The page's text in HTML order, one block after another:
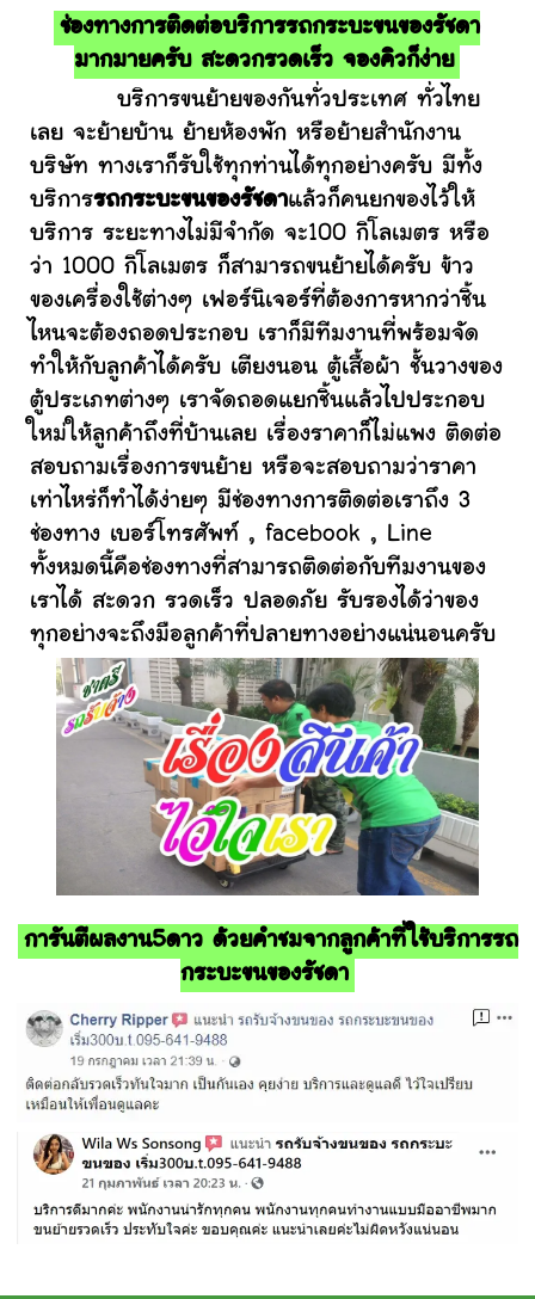
ช่องทางการติดต่อบริการรถกระบะขนของรัชดา
มากมายครับ สะดวกรวดเร็ว จองคิวก็ง่าย
บริการขนย้ายของกันทั่วประเทศ ทั่วไทย
เลย จะย้ายบ้าน ย้ายห้องพัก หรือย้ายสำนักงาน
บริษัท ทางเราก็รับใช้ทุกท่านได้ทุกอย่างครับ มีทั้ง
บริการรถกระบะขนของรัชดาแล้วก็คนยกของไว้ให้
บริการ ระยะทางไม่มีจำกัด จะ100 กิโลเมตร หรือ
ว่า 1000 กิโลเมตร ก็สามารถขนย้ายได้ครับ ข้าว
ของเครื่องใช้ต่างๆ เฟอร์นิเจอร์ที่ต้องการหากว่าชิ้น
ไหนจะต้องถอดประกอบ เราก็มีทีมงานที่พร้อมจัด
ทำให้กับลูกค้าได้ครับ เตียงนอน ตู้เสื้อผ้า ชั้นวางของ
ตู้ประเภทต่างๆ เราจัดถอดแยกชิ้นแล้วไปประกอบ
ใหม่ให้ลูกค้าถึงที่บ้านเลย เรื่องราคาก็ไม่แพง ติดต่อ
สอบถามเรื่องการขนย้าย หรือจะสอบถามว่าราคา
เท่าไหร่ก็ทำได้ง่ายๆ มีช่องทางการติดต่อเราถึง 3
ช่องทาง เบอร์โทรศัพท์ , facebook , Line
ทั้งหมดนี้คือช่องทางที่สามารถติดต่อกับทีมงานของ
เราได้ สะดวก รวดเร็ว ปลอดภัย รับรองได้ว่าของ
ทุกอย่างจะถึงมือลูกค้าที่ปลายทางอย่างแน่นอนครับ
การันตีผลงาน5ดาว ด้วยคำชมจากลูกค้าที่ใช้บริการรถ
กระบะขนของรัชดา